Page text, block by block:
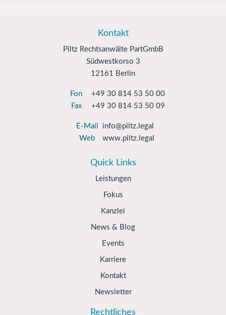
Kontakt
Piltz Rechtsanwälte PartGmbB
Südwestkorso 3
12161 Berlin
Fon
+49 30 814 53 50 00
Fax
+49 30 814 53 50 09
E-Mail
info@piltz.legal
Web
www.piltz.legal
Quick Links
Leistungen
Fokus
Kanzlei
News & Blog
Events
Karriere
Kontakt
Newsletter
Rechtliches